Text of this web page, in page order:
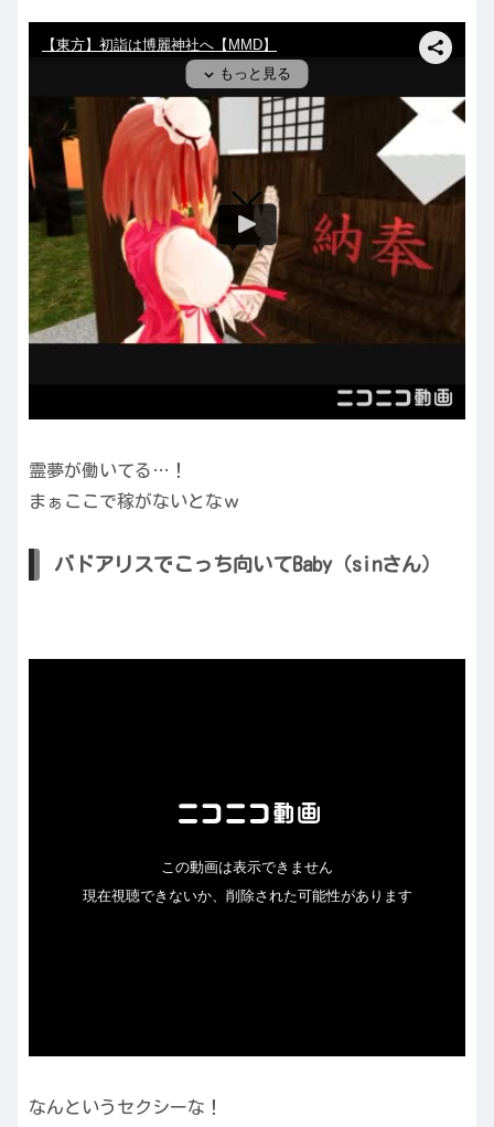
霊夢が働いてる…！
まぁここで稼がないとなｗ
バドアリスでこっち向いてBaby（sinさん）
なんというセクシーな！